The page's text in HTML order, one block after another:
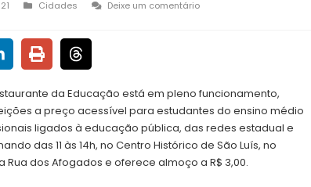
Cidades
Deixe um comentário
da Educação está em pleno funcionamento,
a preço acessível para estudantes do ensino médio
ligados à educação pública, das redes estadual e
das 11 às 14h, no Centro Histórico de São Luís, no
Rua dos Afogados e oferece almoço a R$ 3,00.